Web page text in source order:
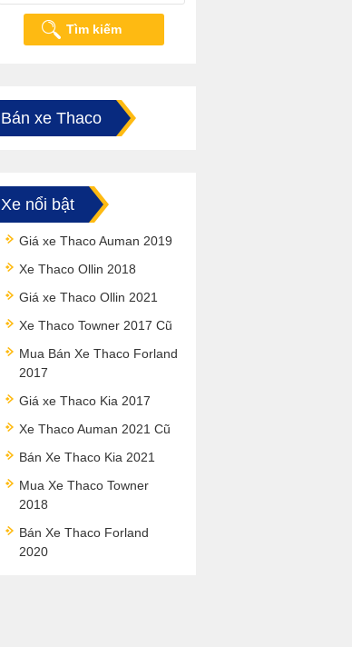
Tìm kiếm
Bán xe Thaco
Xe nổi bật
Giá xe Thaco Auman 2019
Xe Thaco Ollin 2018
Giá xe Thaco Ollin 2021
Xe Thaco Towner 2017 Cũ
Mua Bán Xe Thaco Forland
2017
Giá xe Thaco Kia 2017
Xe Thaco Auman 2021 Cũ
Bán Xe Thaco Kia 2021
Mua Xe Thaco Towner
2018
Bán Xe Thaco Forland
2020